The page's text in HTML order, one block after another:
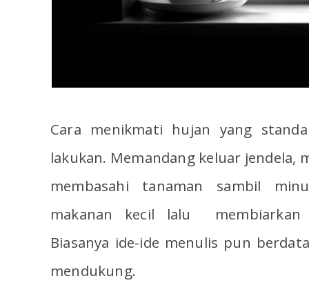
Cara menikmati hujan yang
lakukan. Memandang keluar jendela,
membasahi tanaman sambil
makanan kecil lalu membiarkan
Biasanya ide-ide menulis pun
mendukung.